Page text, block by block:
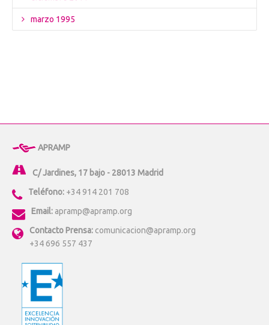
marzo 1995
APRAMP
C/ Jardines, 17 bajo - 28013 Madrid
Teléfono: +34 914 201 708
Email: apramp@apramp.org
Contacto Prensa: comunicacion@apramp.org
+34 696 557 437